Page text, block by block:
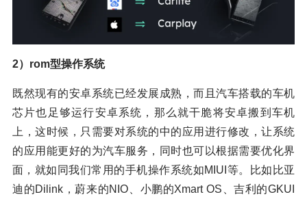
2）rom型操作系统
既然现有的安卓系统已经发展成熟，而且汽车搭载的车机
芯片也足够运行安卓系统，那么就干脆将安卓搬到车机
上，这时候，只需要对系统的中的应用进行修改，让系统
的应用能更好的为汽车服务，同时也可以根据需要优化界
面，就如同我们常用的手机操作系统如MIUI等。比如比亚
迪的Dilink，蔚来的NIO、小鹏的Xmart OS、吉利的GKUI